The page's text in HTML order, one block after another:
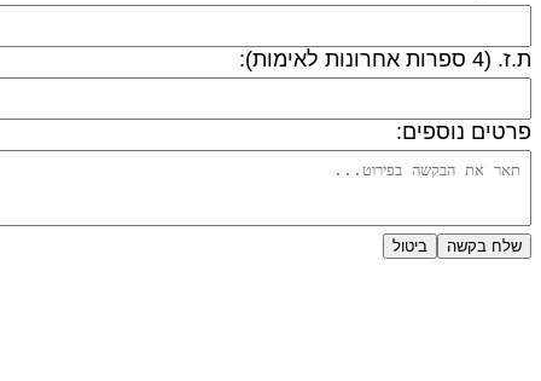
ספרות אחרונות לאימות):
נוספים:
שלח בקשה ביטול